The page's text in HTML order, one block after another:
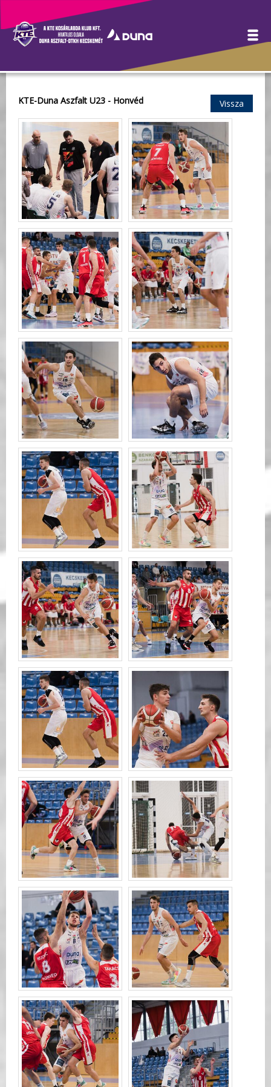
Galéria
KTE-Duna Aszfalt U23 - Honvéd Vissza